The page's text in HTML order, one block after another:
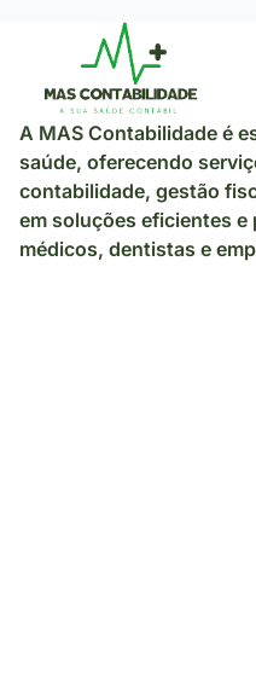
A MAS Contabilidade é
saúde, oferecendo
contabilidade, gestão
em soluções eficientes e
médicos, dentistas e